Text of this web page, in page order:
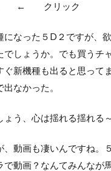
III ← クリック
になった５D２ですが、
でしょうか。でも買うチ
ぐ新機種も出ると思って
なかった。
う、心は揺れる揺れる
、動画も凄いんですね。
で動画？なんてみんなが